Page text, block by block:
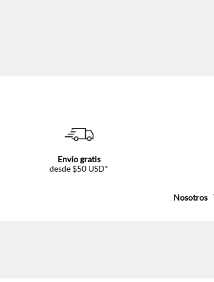
Envío gratis
desde $50 USD*
Nosotros